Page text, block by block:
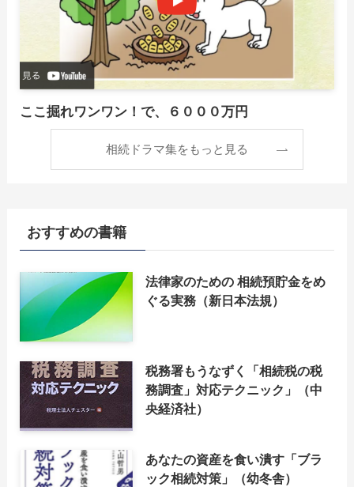
ここ掘れワンワン！で、６０００万円
相続ドラマ集をもっと見る
おすすめの書籍
法律家のための 相続預貯金をめ
ぐる実務（新日本法規）
税務署もうなずく「相続税の税
務調査」対応テクニック」（中
央経済社）
あなたの資産を食い潰す「ブラ
ック相続対策」（幼冬舎）